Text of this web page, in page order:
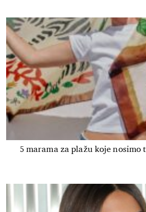
5 marama za plažu koje nosimo